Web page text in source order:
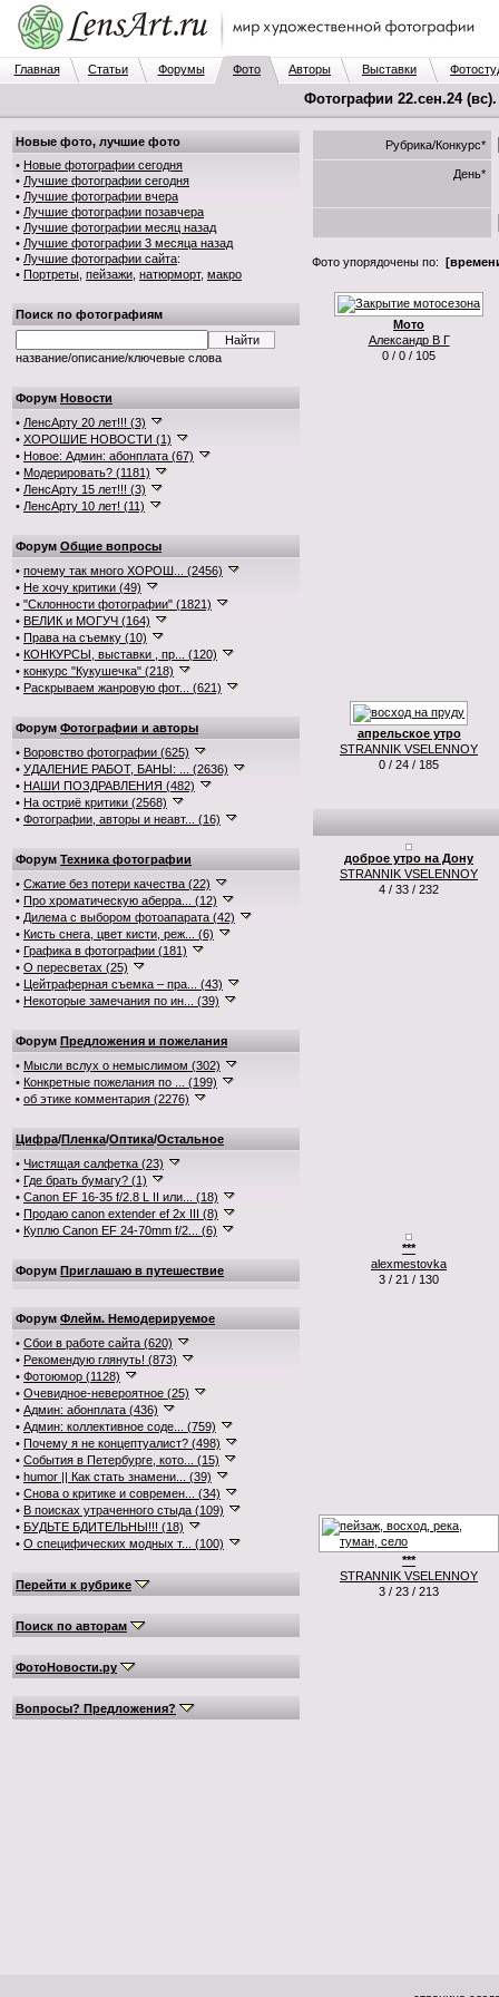
Главная Статьи Форумы Фото Авторы Выставки
Фотографии 22.сен.24
Новые фото, лучшие фото
• Новые фотографии сегодня
• Лучшие фотографии сегодня
• Лучшие фотографии вчера
• Лучшие фотографии позавчера
• Лучшие фотографии месяц назад
• Лучшие фотографии 3 месяца назад
• Лучшие фотографии сайта:
• Портреты пейзажи натюрморт, макро
Поиск по фотографиям
название/описание/ключевые слова
Форум Новости
• ЛенсАрту 20 лет!!! (3)
• ХОРОШИЕ НОВОСТИ (1)
• Новое: Админ: абонплата (67)
• Модерировать? (1181)
• ЛенсАрту 15 лет!!! (3)
• ЛенсАрту 10 лет! (11)
Форум Общие вопросы
• почему так много ХОРОШ... (2456)
• Не хочу критики (49)
• "Склонности фотографии" (1821)
• ВЕЛИК и МОГУЧ (164)
• Права на съемку (10)
• КОНКУРСЫ, выставки , пр... (120)
• конкурс "Кукушечка" (218)
• Раскрываем жанровую фот... (621)
Форум Фотографии и авторы
• Воровство фотографии (625)
• УДАЛЕНИЕ РАБОТ, БАНЫ: ... (2636)
• НАШИ ПОЗДРАВЛЕНИЯ (482)
• На остриё критики (2568)
• Фотографии, авторы и неавт... (16)
Форум Техника фотографии
• Сжатие без потери качества (22)
• Про хроматическую аберра... (12)
• Дилема с выбором фотоапарата (42)
• Кисть снега, цвет кисти, реж... (6)
• Графика в фотографии (181)
• О пересветах (25)
• Цейтраферная съемка – пра... (43)
• Некоторые замечания по ин... (39)
Форум Предложения и пожелания
• Мысли вслух о немыслимом (302)
• Конкретные пожелания по ... (199)
• об этике комментария (2276)
Цифра/Пленка/Оптика/Остальное
• Чистящая салфетка (23)
• Где брать бумагу? (1)
• Canon EF 16-35 f/2.8 L II или... (18)
• Продаю canon extender ef 2x III (8)
• Куплю Canon EF 24-70mm f/2... (6)
Форум Приглашаю в путешествие
Форум Флейм. Немодерируемое
• Сбои в работе сайта (620)
• Рекомендую глянуть! (873)
• Фотоюмор (1128)
• Очевидное-невероятное (25)
• Админ: абонплата (436)
• Админ: коллективное соде... (759)
• Почему я не концептуалист? (498)
• События в Петербурге, кото... (15)
• humor || Как стать знамени... (39)
• Снова о критике и современ... (34)
• В поисках утраченного стыда (109)
• БУДЬТЕ БДИТЕЛЬНЫ!!! (18)
• О специфических модных т... (100)
Перейти к рубрике
Поиск по авторам
ФотоНовости.ру
Вопросы? Предложения?
Рубрика/Конкурс*
День*
Фото упорядочены по:
Мото
Александр В Г
0 / 0 / 105
апрельское утро
STRANNIK VSELENNOY
0 / 24 / 185
доброе утро на Дону
STRANNIK VSELENNOY
4 / 33 / 232
***
alexmestovka
3 / 21 / 130
***
STRANNIK VSELENNOY
3 / 23 / 213